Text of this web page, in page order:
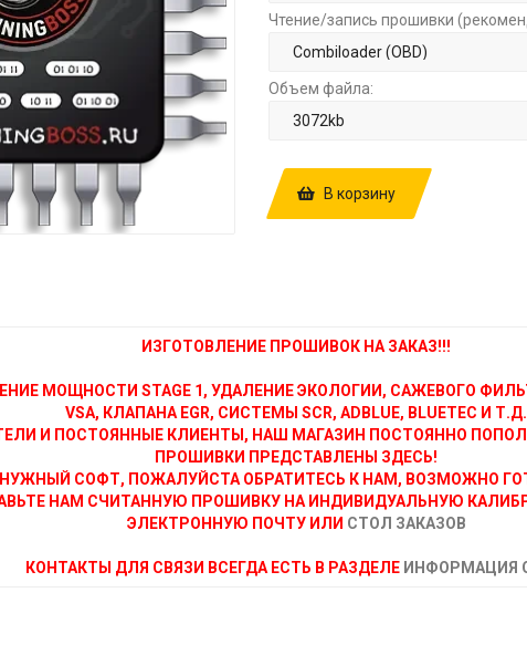
Чтение/запись прошивки
Объем файла:
В корзину
ИЗГОТОВЛЕНИЕ ПРОШИВОК НА ЗАКАЗ!!!
МОЩНОСТИ STAGE 1, УДАЛЕНИЕ ЭКОЛОГИИ, САЖЕВОГО
VSA, КЛАПАНА EGR, СИСТЕМЫ SCR, ADBLUE, BLUETEC И Т.Д.
И ПОСТОЯННЫЕ КЛИЕНТЫ, НАШ МАГАЗИН ПОСТОЯННО
ПРОШИВКИ ПРЕДСТАВЛЕНЫ ЗДЕСЬ!
СОФТ, ПОЖАЛУЙСТА ОБРАТИТЕСЬ К НАМ, ВОЗМОЖНО
НАМ СЧИТАННУЮ ПРОШИВКУ НА ИНДИВИДУАЛЬНУЮ
ЭЛЕКТРОННУЮ ПОЧТУ ИЛИ СТОЛ ЗАКАЗОВ
КОНТАКТЫ ДЛЯ СВЯЗИ ВСЕГДА ЕСТЬ В РАЗДЕЛЕ ИНФОРМАЦИЯ